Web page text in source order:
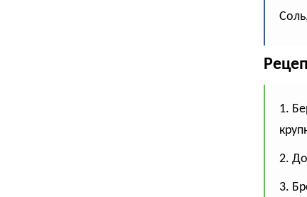
1.
2.
3.